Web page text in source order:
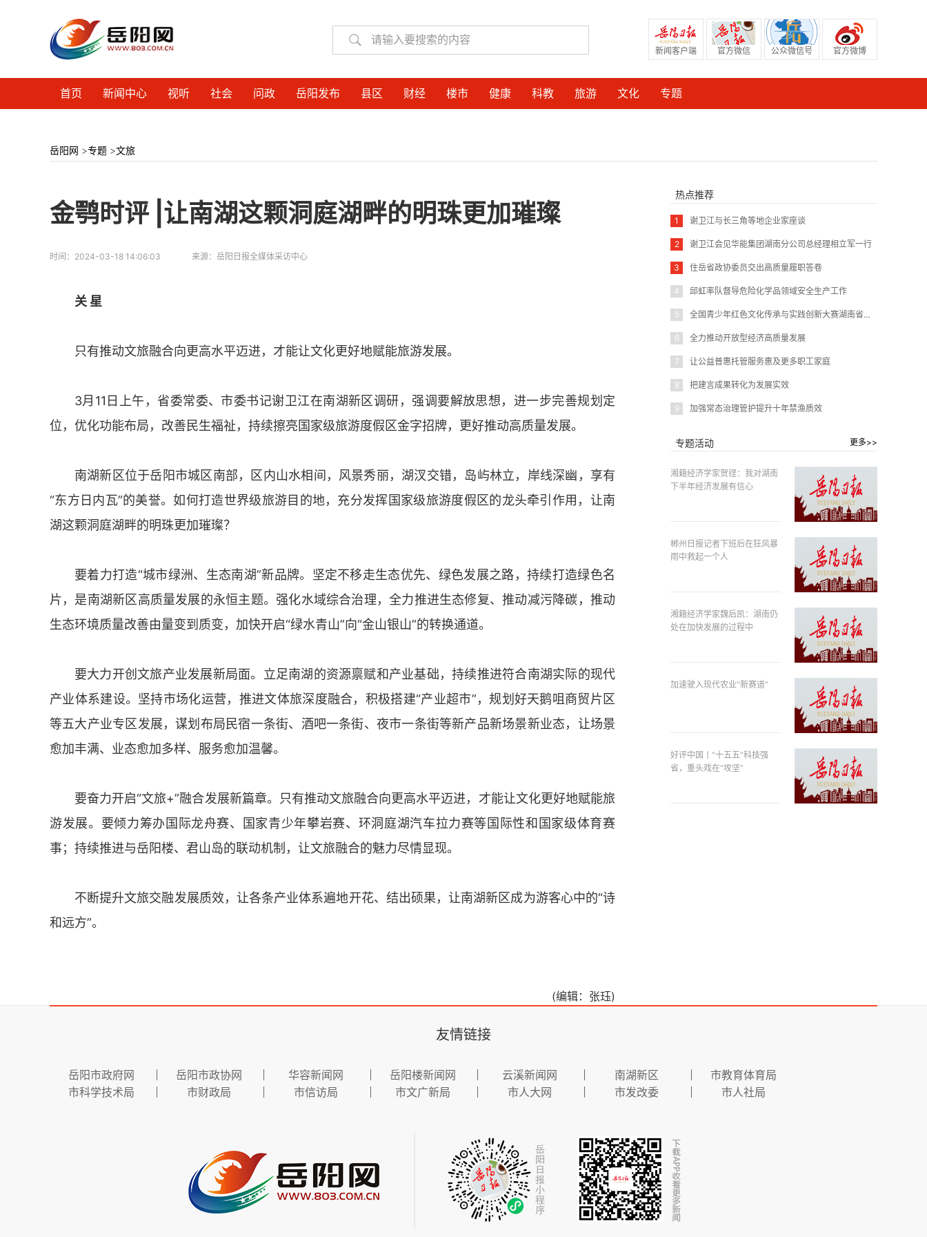
新闻客户端 官方微信 公众微信号 官方微博
首页 新闻中心 视听 社会 问政 岳阳发布 县区 财经 楼市 健康 科教 旅游 文化 专题
岳阳网 >专题 >文旅
金鹗时评 |让南湖这颗洞庭湖畔的明珠更加璀璨
时间： 2024-03-18 14:06:03 来源： 岳阳日报全媒体采访中心
关 星
只有推动文旅融合向更高水平迈进，才能让文化更好地赋能旅游发展。
3月11日上午，省委常委、市委书记谢卫江在南湖新区调研，强调要解放思想，进一步完善规划定
位，优化功能布局，改善民生福祉，持续擦亮国家级旅游度假区金字招牌，更好推动高质量发展。
南湖新区位于岳阳市城区南部，区内山水相间，风景秀丽，湖汊交错，岛屿林立，岸线深幽，享有
“东方日内瓦”的美誉。如何打造世界级旅游目的地，充分发挥国家级旅游度假区的龙头牵引作用，让南
湖这颗洞庭湖畔的明珠更加璀璨？
要着力打造“城市绿洲、生态南湖”新品牌。坚定不移走生态优先、绿色发展之路，持续打造绿色名
片，是南湖新区高质量发展的永恒主题。强化水域综合治理，全力推进生态修复、推动减污降碳，推动
生态环境质量改善由量变到质变，加快开启“绿水青山”向“金山银山”的转换通道。
要大力开创文旅产业发展新局面。立足南湖的资源禀赋和产业基础，持续推进符合南湖实际的现代
产业体系建设。坚持市场化运营，推进文体旅深度融合，积极搭建“产业超市”，规划好天鹅咀商贸片区
等五大产业专区发展，谋划布局民宿一条街、酒吧一条街、夜市一条街等新产品新场景新业态，让场景
愈加丰满、业态愈加多样、服务愈加温馨。
要奋力开启“文旅+”融合发展新篇章。只有推动文旅融合向更高水平迈进，才能让文化更好地赋能旅
游发展。要倾力筹办国际龙舟赛、国家青少年攀岩赛、环洞庭湖汽车拉力赛等国际性和国家级体育赛
事；持续推进与岳阳楼、君山岛的联动机制，让文旅融合的魅力尽情显现。
不断提升文旅交融发展质效，让各条产业体系遍地开花、结出硕果，让南湖新区成为游客心中的“诗
和远方”。
(编辑：张珏)
热点推荐
1 谢卫江与长三角等地企业家座谈
2 谢卫江会见华能集团湖南分公司总经理相立军一行
3 住岳省政协委员交出高质量履职答卷
4 邱虹率队督导危险化学品领域安全生产工作
5 全国青少年红色文化传承与实践创新大赛湖南省赛在岳阳圆满闭幕
6 全力推动开放型经济高质量发展
7 让公益普惠托管服务惠及更多职工家庭
8 把建言成果转化为发展实效
9 加强常态治理管护提升十年禁渔质效
专题活动 更多>>
湘籍经济学家贺铿：我对湖南
下半年经济发展有信心
郴州日报记者下班后在狂风暴
雨中救起一个人
湘籍经济学家魏后凯：湖南仍
处在加快发展的过程中
加速驶入现代农业“新赛道”
好评中国丨“十五五”科技强
省，重头戏在“攻坚”
友情链接
岳阳市政府网 岳阳市政协网 华容新闻网 岳阳楼新闻网 云溪新闻网 南湖新区
市教育体育局
市科学技术局
市财政局 市信访局 市文广新局 市人大网 市发改委 市人社局